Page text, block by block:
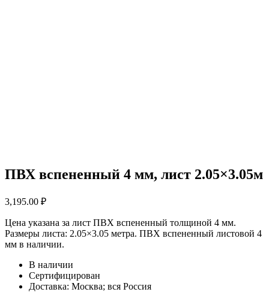
ПВХ вспененный 4 мм, лист 2.05×3.05м
3,195.00 ₽
Цена указана за лист ПВХ вспененный толщиной 4 мм.
Размеры листа: 2.05×3.05 метра. ПВХ вспененный листовой 4
мм в наличии.
В наличии
Сертифицирован
Доставка: Москва; вся Россия